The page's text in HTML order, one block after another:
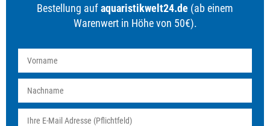
Bestellung aufaquaristikwelt24.de (ab einem
Warenwert in Höhe von 50€).